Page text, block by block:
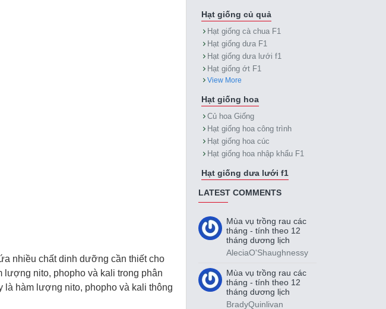
nhiều chất dinh dưỡng cần thiết cho
lượng nito, phopho và kali trong phân
là hàm lượng nito, phopho và kali thông
Hạt giống củ quả
Hạt giống cà chua F1
Hạt giống dưa F1
Hạt giống dưa lưới f1
Hạt giống ớt F1
View More
Hạt giống hoa
Củ hoa Giống
Hạt giống hoa công trình
Hạt giống hoa cúc
Hạt giống hoa nhập khẩu F1
Hạt giống dưa lưới f1
LATEST COMMENTS
Mùa vụ trồng rau các
tháng - tính theo 12
tháng dương lịch
AleciaO'Shaughnessy
Mùa vụ trồng rau các
tháng - tính theo 12
tháng dương lịch
BradyQuinlivan